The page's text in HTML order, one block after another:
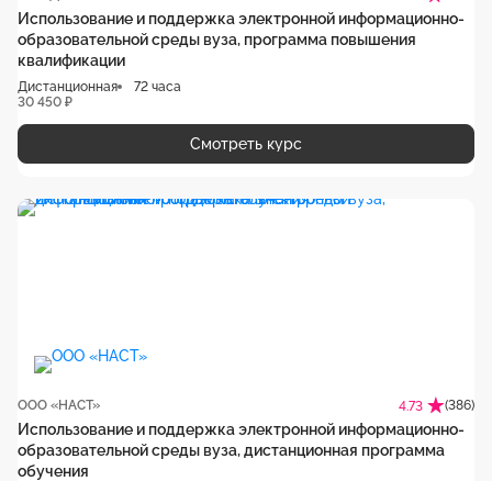
Использование и поддержка электронной информационно-
образовательной среды вуза, программа повышения
квалификации
Дистанционная
72 часа
30 450 ₽
Смотреть курс
ООО «НАСТ» 4.73 (386)
Использование и поддержка электронной информационно-
образовательной среды вуза, дистанционная программа
обучения